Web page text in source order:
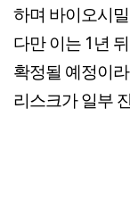
하며 바이오시
다만 이는 1년
확정될 예정이
리스크가 일부